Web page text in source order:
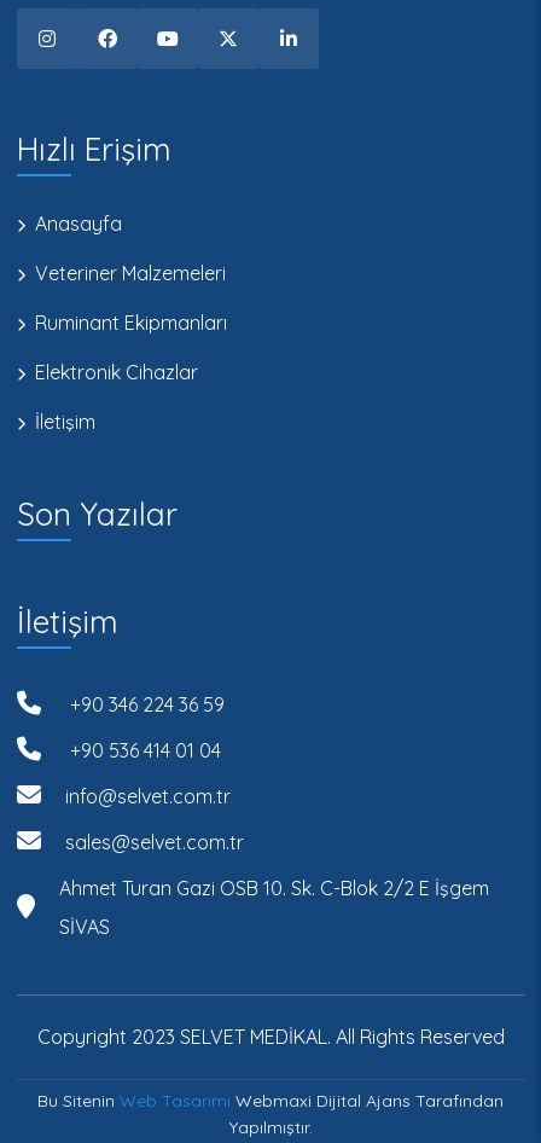
Hızlı Erişim
Anasayfa
Veteriner Malzemeleri
Ruminant Ekipmanları
Elektronik Cihazlar
İletişim
Son Yazılar
İletişim
+90 346 224 36 59
+90 536 414 01 04
info@selvet.com.tr
sales@selvet.com.tr
Ahmet Turan Gazi OSB 10. Sk. C-Blok 2/2 E İşgem
SİVAS
Copyright 2023 SELVET MEDİKAL. All Rights Reserved
Bu Sitenin Web Tasarımı Webmaxi Dijital Ajans Tarafından
Yapılmıştır.